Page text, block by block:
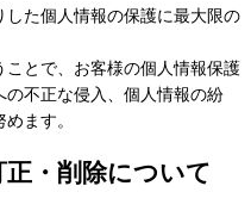
た個人情報の保護に最大限の
とで、お客様の個人情報保護
不正な侵入、個人情報の紛
ます。
・削除について